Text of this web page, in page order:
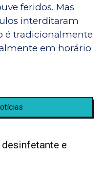
feridos. Mas
interditaram
é tradicionalmente
em horário
e